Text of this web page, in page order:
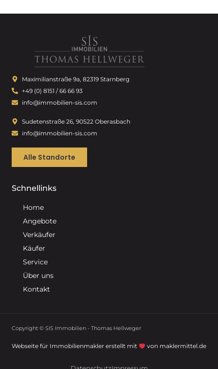
Maximilianstraße 9a, 82319 Starnberg
+49 (0) 8151 / 66 66 93
info@immobilien-sis.com
Sudetenstraße 26, 90522 Oberasbach
info@immobilien-sis.com
Alle Standorte
Schnellinks
Home
Angebote
Verkäufer
Käufer
Service
Über uns
Kontakt
Copyright © SIS Immobilien - Thomas Hellweger
Webseite für Immobilienmakler erstellt mit von maklermittel.de